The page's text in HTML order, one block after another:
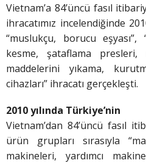
Vietnam’a 84’üncü fasıl
ihracatımız incelendiğinde
“muslukçu, borucu
kesme, şataflama presleri,
maddelerini yıkama,
cihazları” ihracatı gerçekleşti.
2010 yılında Türkiye’nin
Vietnam’dan 84’üncü fasıl
ürün grupları sırasıyla
makineleri, yardımcı